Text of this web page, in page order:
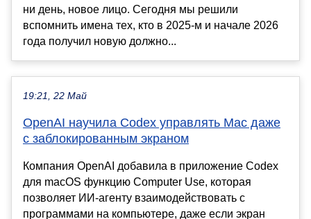
ни день, новое лицо. Сегодня мы решили
вспомнить имена тех, кто в 2025-м и начале 2026
года получил новую должно...
19:21, 22 Май
OpenAI научила Codex управлять Mac даже
с заблокированным экраном
Компания OpenAI добавила в приложение Codex
для macOS функцию Computer Use, которая
позволяет ИИ-агенту взаимодействовать с
программами на компьютере, даже если экран